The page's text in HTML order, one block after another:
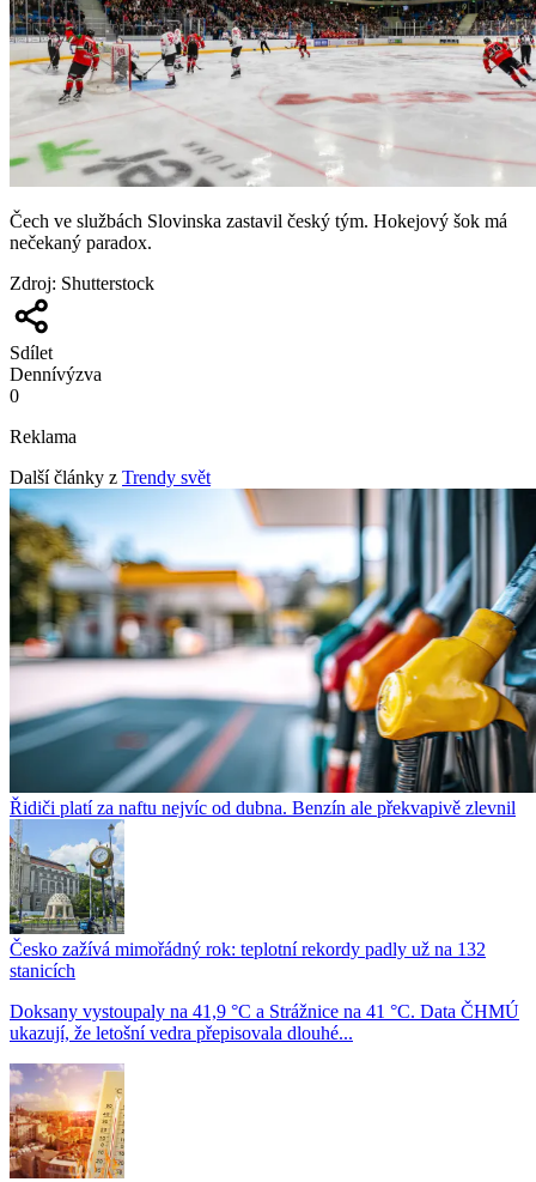
Čech ve službách Slovinska zastavil český tým. Hokejový šok má
nečekaný paradox.
Zdroj: Shutterstock
Sdílet
Dennívýzva
0
Reklama
Další články z Trendy svět
Řidiči platí za naftu nejvíc od dubna. Benzín ale překvapivě zlevnil
Česko zažívá mimořádný rok: teplotní rekordy padly už na 132
stanicích
Doksany vystoupaly na 41,9 °C a Strážnice na 41 °C. Data ČHMÚ
ukazují, že letošní vedra přepisovala dlouhé...